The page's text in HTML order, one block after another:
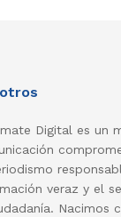
Digital es un
veraz y el
Nacimos